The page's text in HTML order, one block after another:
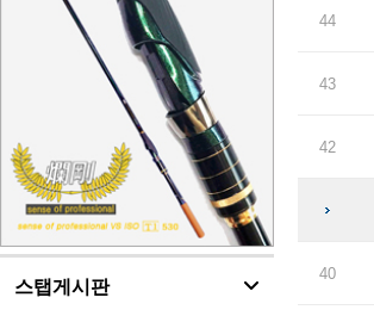
스탭게시판
44
43
42
40